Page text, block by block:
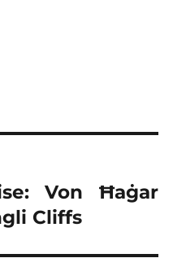
Von Ħaġar
Cliffs